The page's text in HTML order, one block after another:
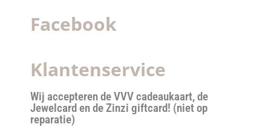
Facebook
Klantenservice
Wij accepteren de VVV cadeaukaart, de
Jewelcard en de Zinzi giftcard! (niet op
reparatie)